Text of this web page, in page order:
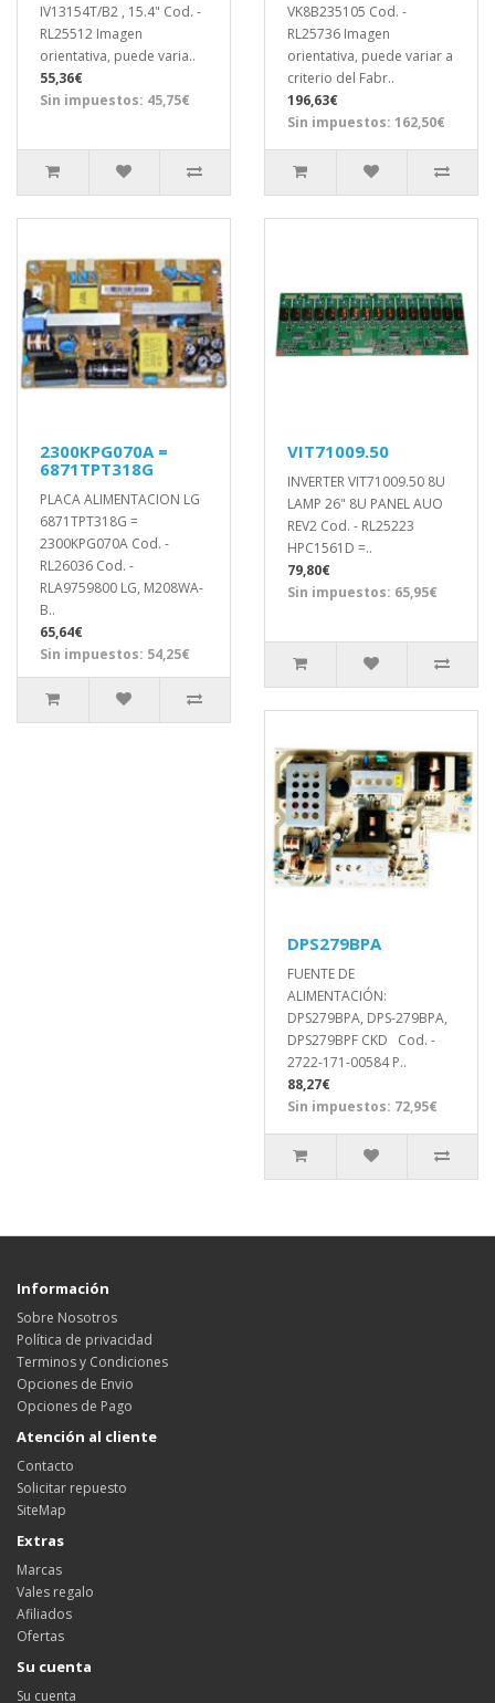
IV13154T/B2 , 15.4" Cod. -
RL25512 Imagen
orientativa, puede varia..
55,36€
Sin impuestos: 45,75€
VK8B235105 Cod. -
RL25736 Imagen
orientativa, puede variar a
criterio del Fabr..
196,63€
Sin impuestos: 162,50€
2300KPG070A =
6871TPT318G
PLACA ALIMENTACION LG
6871TPT318G =
2300KPG070A Cod. -
RL26036 Cod. -
RLA9759800 LG, M208WA-
B..
65,64€
Sin impuestos: 54,25€
VIT71009.50
INVERTER VIT71009.50 8U
LAMP 26" 8U PANEL AUO
REV2 Cod. - RL25223
HPC1561D =..
79,80€
Sin impuestos: 65,95€
DPS279BPA
FUENTE DE
ALIMENTACIÓN:
DPS279BPA, DPS-279BPA,
DPS279BPF CKD Cod. -
2722-171-00584 P..
88,27€
Sin impuestos: 72,95€
Información
Sobre Nosotros
Política de privacidad
Terminos y Condiciones
Opciones de Envio
Opciones de Pago
Atención al cliente
Contacto
Solicitar repuesto
SiteMap
Extras
Marcas
Vales regalo
Afiliados
Ofertas
Su cuenta
Su cuenta